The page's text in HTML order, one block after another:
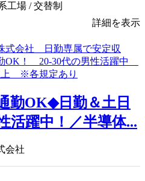
工場 / 交替制
詳細を表示
勤OK◆日勤＆土日
活躍中！／半導体...
会社